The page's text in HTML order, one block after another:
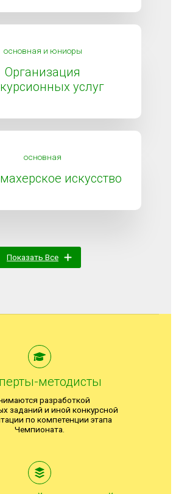
основная и юниоры
Организация
услуг
основная
искусство
Показать Все
методисты
разработкой
заданий и иной конкурсной
по компетенции этапа
Чемпионата.